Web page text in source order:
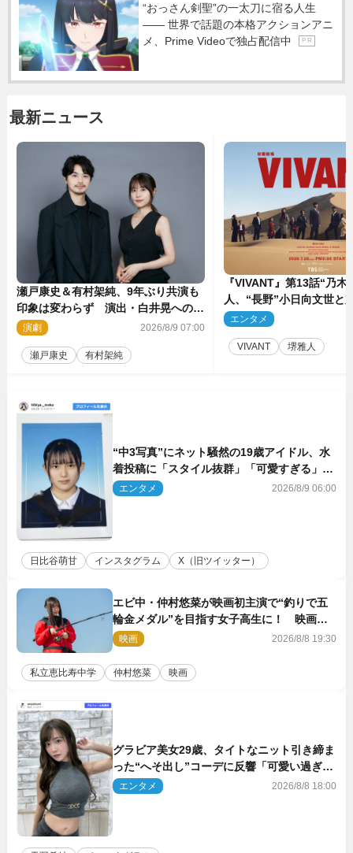
“おっさん剣聖”の一太刀に宿る人生
―― 世界で話題の本格アクションアニ
メ、Prime Videoで独占配信中
P R
最新ニュース
瀬戸康史＆有村架純、9年ぶり共演も
印象は変わらず 演出・白井晃への絶
大なる信頼を胸に舞台『キュー』に挑
演劇 2026/8/9 07:00
瀬戸康史 有村架純
『VIVANT』第13話“乃木
人、“長野”小日向文世
予想外の展開へ
エンタメ
VIVANT 堺雅人
“中3写真”にネット騒然の19歳アイドル、水
着投稿に「スタイル抜群」「可愛すぎる」と
絶賛の声
エンタメ 2026/8/9 06:00
日比谷萌甘 インスタグラム X（旧ツイッター）
エビ中・仲村悠菜が映画初主演で“釣りで五
輪金メダル”を目指す女子高生に！ 映画
『つりこまち』今秋公開
映画 2026/8/8 19:30
私立恵比寿中学 仲村悠菜 映画
グラビア美女29歳、タイトなニット引き締ま
った“へそ出し”コーデに反響「可愛い過ぎ
る」
エンタメ 2026/8/8 18:00